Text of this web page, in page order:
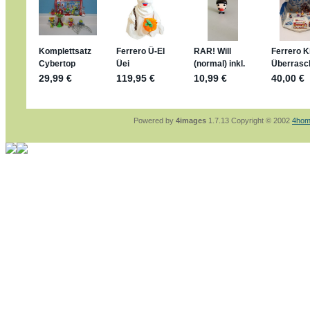
jan-lukas:
geschrieben am: 29. 4. 2026 -
https://www.ferrero-
sammelspass.de/einladung/
jan-lukas:
geschrieben am: 28. 4. 2026 -
stimmt, jetzt fällt es mir auch ein
geschrieben am: 28. 4.
So habe ich das in Erinnerung ... oder?
jan-lukas:geschrieben am: 28. 4. 2026 -
Powered by 4images 1.7.13 Copyright © 2002